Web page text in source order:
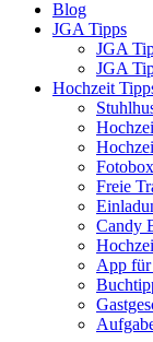
Blog
JGA Tipps
JGA
JGA
Hochzeit
Fotobox
Freie
Candy
App für